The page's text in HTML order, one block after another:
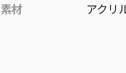
素材
アクリ